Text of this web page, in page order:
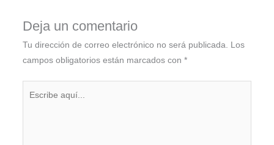
Deja un comentario
Tu dirección de correo electrónico no será publicada. Los
campos obligatorios están marcados con *